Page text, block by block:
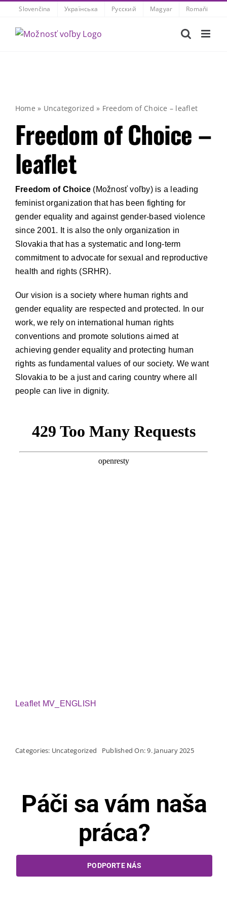
content
Slovenčina Українська Русский Magyar Romaňi
Home » Uncategorized » Freedom of Choice – leaflet
Freedom of Choice –
leaflet
Freedom of Choice (Možnosť voľby) is a leading
feminist organization that has been fighting for
gender equality and against gender-based violence
since 2001. It is also the only organization in
Slovakia that has a systematic and long-term
commitment to advocate for sexual and reproductive
health and rights (SRHR).
Our vision is a society where human rights and
gender equality are respected and protected. In our
work, we rely on international human rights
conventions and promote solutions aimed at
achieving gender equality and protecting human
rights as fundamental values of our society. We want
Slovakia to be a just and caring country where all
people can live in dignity.
Leaflet MV_ENGLISH
Categories: Uncategorized Published On: 9. January 2025
Páči sa vám naša
práca?
PODPORTE NÁS